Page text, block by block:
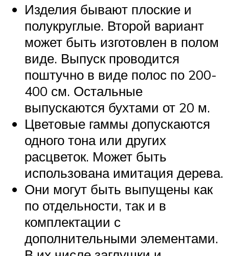
Изделия бывают плоские и
полукруглые. Второй вариант
может быть изготовлен в полом
виде. Выпуск проводится
поштучно в виде полос по 200-
400 см. Остальные
выпускаются бухтами от 20 м.
Цветовые гаммы допускаются
одного тона или других
расцветок. Может быть
использована имитация дерева.
Они могут быть выпущены как
по отдельности, так и в
комплектации с
дополнительными элементами.